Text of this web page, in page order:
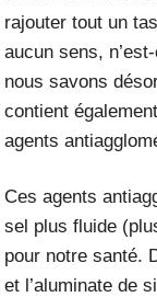
rajouter tout un
aucun sens,
nous savons
contient
agents
Ces agents
sel plus fluide
pour notre santé.
et l’aluminate de